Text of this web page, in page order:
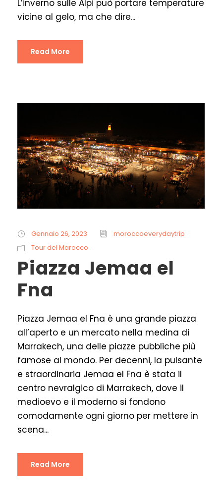
L’inverno sulle Alpi può portare temperature
vicine al gelo, ma che dire...
Read More
Gennaio 26, 2023
moroccoeverydaytrip
Tour del Marocco
Piazza Jemaa el
Fna
Piazza Jemaa el Fna è una grande piazza
all’aperto e un mercato nella medina di
Marrakech, una delle piazze pubbliche più
famose al mondo. Per decenni, la pulsante
e straordinaria Jemaa el Fna è stata il
centro nevralgico di Marrakech, dove il
medioevo e il moderno si fondono
comodamente ogni giorno per mettere in
scena...
Read More